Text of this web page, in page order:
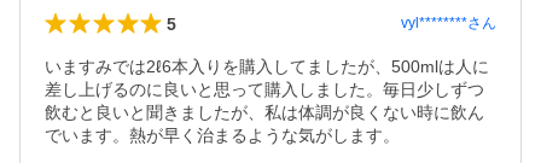
5 vyl********さん
いますみでは2ℓ6本入りを購入してましたが、500mlは人に
差し上げるのに良いと思って購入しました。毎日少しずつ
飲むと良いと聞きましたが、私は体調が良くない時に飲ん
でいます。熱が早く治まるような気がします。